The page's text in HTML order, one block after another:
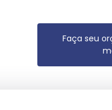
Faça seu